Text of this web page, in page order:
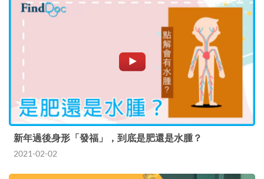
新年過後身形「發福」，到底是肥還是水腫？
2021-02-02